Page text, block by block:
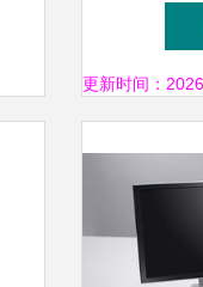
何选
更新时间：